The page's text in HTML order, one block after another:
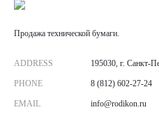
Продажа технической бумаги.
ADDRESS 195030, г. Санкт-
PHONE 8 (812) 602-27-24
EMAIL info@rodikon.ru